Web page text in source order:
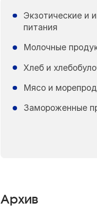
Экзотические и
питания
Молочные
Хлеб и
Мясо и
Замороженные
Архив